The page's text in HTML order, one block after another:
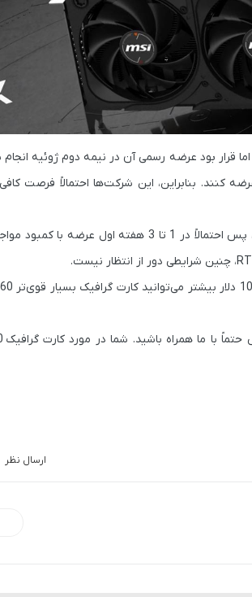
قرار بود عرضه رسمی آن در نیمه دوم ژوئیه
کنند. بنابراین، این شرکت‌ها احتمالاً فرصت کافی
پس احتمالاً در 1 تا 3 هفته اول
عرضه با کمبود
10 دلار بیشتر می‌توانید کارت گرافیک بسیار قوی‌تر
با ما همراه باشید. شما در مورد کارت گرافیک
ارسال نظر